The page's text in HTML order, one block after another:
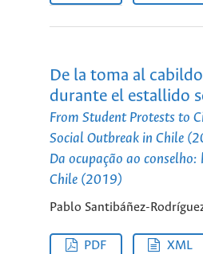
De la toma al
durante el estallido
From Student Protests to
Social Outbreak in Chile
Da ocupação ao
Chile (2019)
Pablo Santibáñez-
PDF XML